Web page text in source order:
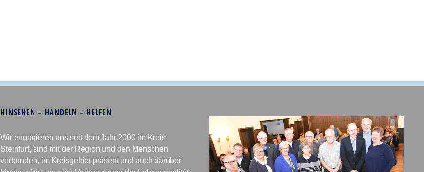
HINSEHEN – HANDELN – HELFEN
Wir engagieren uns seit dem Jahr 2000 im Kreis
Steinfurt, sind mit der Region und den Menschen
verbunden, im Kreisgebiet präsent und auch darüber